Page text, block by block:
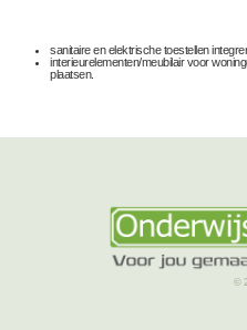
sanitaire en elektrische toestellen
interieurelementen/meubilair voor
plaatsen.
©